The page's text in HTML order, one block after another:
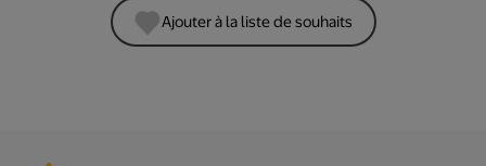
Ajouter à la liste de souhaits